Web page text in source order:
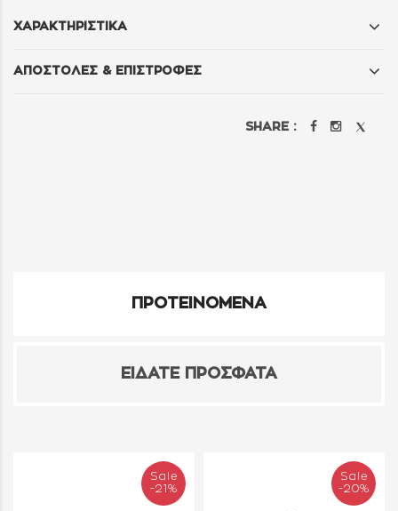
ΧΑΡΑΚΤΗΡΙΣΤΙΚΑ
ΑΠΟΣΤΟΛΕΣ & ΕΠΙΣΤΡΟΦΕΣ
SHARE :
ΠΡΟΤΕΙΝΟΜΕΝΑ
ΕΙΔΑΤΕ ΠΡΟΣΦΑΤΑ
Sale
-21%
Sale
-20%